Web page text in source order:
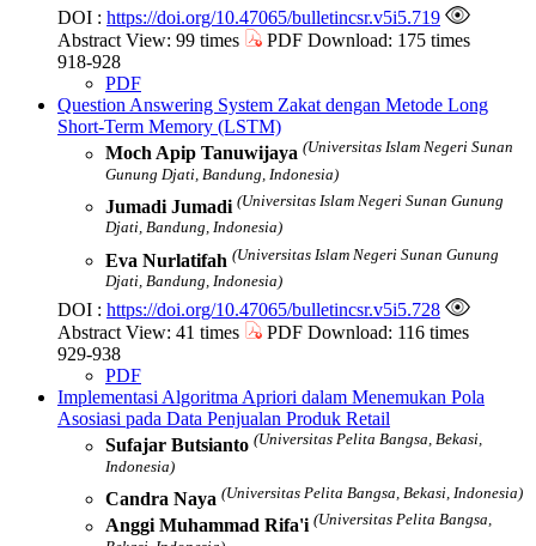
DOI : https://doi.org/10.47065/bulletincsr.v5i5.719
Abstract View: 99 times
PDF Download: 175 times
918-928
PDF
Question Answering System Zakat dengan Metode Long
Short-Term Memory (LSTM)
Moch Apip Tanuwijaya (Universitas Islam Negeri Sunan
Gunung Djati, Bandung, Indonesia)
Jumadi Jumadi (Universitas Islam Negeri Sunan Gunung
Djati, Bandung, Indonesia)
Eva Nurlatifah (Universitas Islam Negeri Sunan Gunung
Djati, Bandung, Indonesia)
DOI : https://doi.org/10.47065/bulletincsr.v5i5.728
Abstract View: 41 times
PDF Download: 116 times
929-938
PDF
Implementasi Algoritma Apriori dalam Menemukan Pola
Asosiasi pada Data Penjualan Produk Retail
Sufajar Butsianto (Universitas Pelita Bangsa, Bekasi,
Indonesia)
Candra Naya (Universitas Pelita Bangsa, Bekasi, Indonesia)
Anggi Muhammad Rifa'i (Universitas Pelita Bangsa,